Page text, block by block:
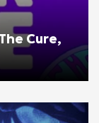
Cure,